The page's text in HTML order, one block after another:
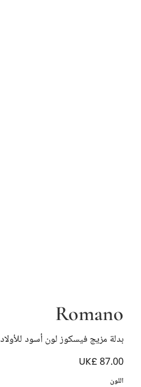
Romano
بدلة مزيج فيسكوز لون أسود للأولاد
UK£ 87.00
اللون